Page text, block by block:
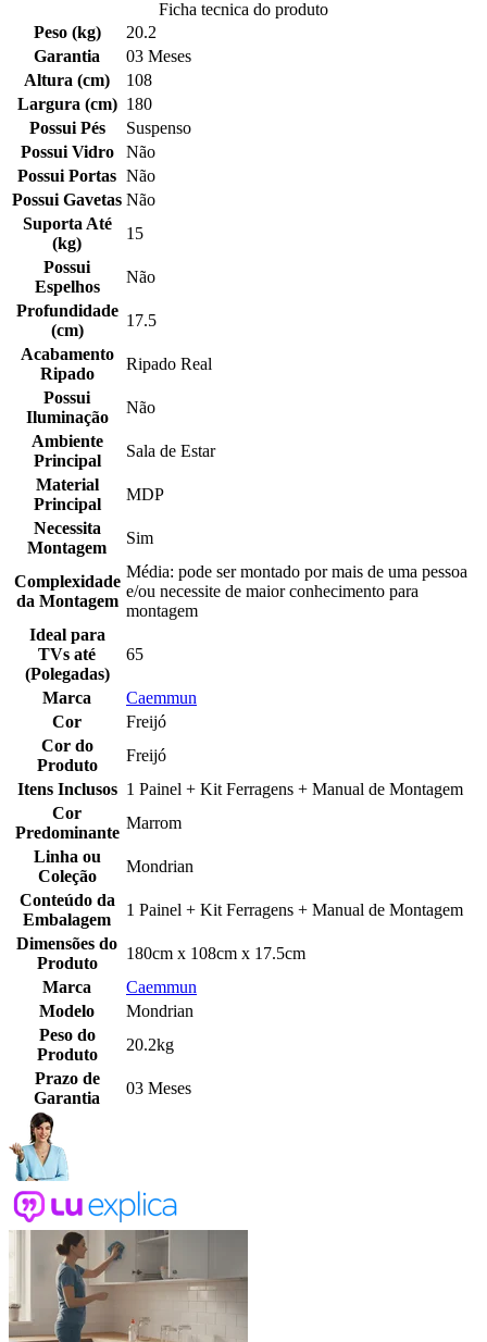
Ficha tecnica do produto
Peso (kg)
20.2
Garantia
03 Meses
Altura (cm)
108
Largura (cm) 180
Possui Pés
Suspenso
Possui Vidro
Não
Possui Portas Não
Possui Gavetas Não
Suporta Até
(kg)
15
Possui
Espelhos
Não
Profundidade
(cm)
17.5
Acabamento
Ripado
Ripado Real
Possui
Iluminação
Não
Ambiente
Principal
Sala de Estar
Material
Principal
MDP
Necessita
Montagem
Sim
Complexidade
da Montagem
Média: pode ser montado por mais de uma pessoa
e/ou necessite de maior conhecimento para
montagem
Ideal para
TVs até
(Polegadas)
65
Marca
Caemmun
Cor
Freijó
Cor do
Produto
Freijó
Itens Inclusos 1 Painel + Kit Ferragens + Manual de Montagem
Cor
Predominante
Marrom
Linha ou
Coleção
Mondrian
Conteúdo da
Embalagem
1 Painel + Kit Ferragens + Manual de Montagem
Dimensões do
Produto
180cm x 108cm x 17.5cm
Marca
Caemmun
Modelo
Mondrian
Peso do
Produto
20.2kg
Prazo de
Garantia
03 Meses